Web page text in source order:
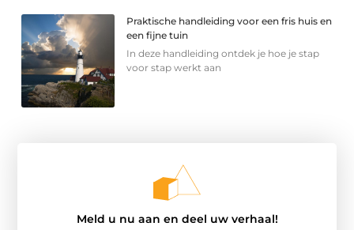
Praktische handleiding voor een fris huis en
een fijne tuin
In deze handleiding ontdek je hoe je stap
voor stap werkt aan
Meld u nu aan en deel uw verhaal!